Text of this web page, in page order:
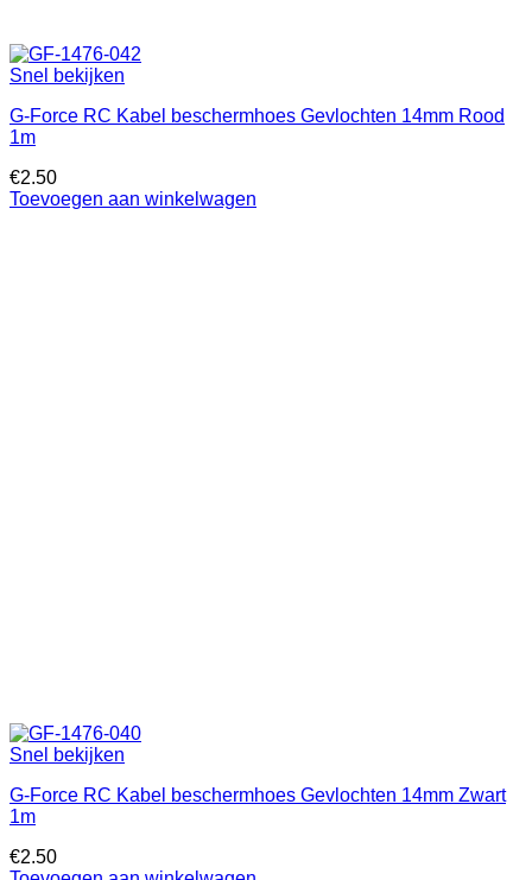
Snel bekijken
G-Force RC Kabel beschermhoes Gevlochten 14mm Rood
1m
€2.50
Toevoegen aan winkelwagen
Snel bekijken
G-Force RC Kabel beschermhoes Gevlochten 14mm Zwart
1m
€2.50